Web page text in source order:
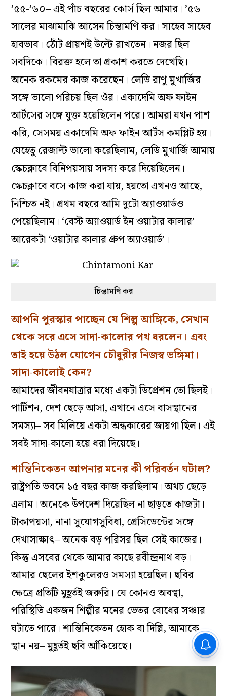
’৫৫-’৬০– এই পাঁচ বছরের কোর্স ছিল আমার। ’৫৬
সালের মাঝামাঝি আসেন চিন্তামণি কর। সাহেব সাহেব
হাবভাব। ঠোঁট প্রায়শই উল্টে রাখতেন। নজর ছিল
সবদিকে। বিরক্ত হলে তা প্রকাশ করতে দেখেছি।
অনেক রকমের কাজ করেছেন। লেডি রাণু মুখার্জির
সঙ্গে ভালো পরিচয় ছিল ওঁর। একাদেমি অফ ফাইন
আর্টসের সঙ্গে যুক্ত হয়েছিলেন পরে। আমরা যখন পাশ
করি, সেসময় একাদেমি অফ ফাইন আর্টস কমপ্লিট হয়।
যেহেতু রেজাল্ট ভালো করেছিলাম, লেডি মুখার্জি আমায়
স্কেচক্লাবে বিনিপয়সায় সদস্য করে দিয়েছিলেন।
স্কেচক্লাবে বসে কাজ করা যায়, হয়তো এখনও আছে,
নিশ্চিত নই। প্রথম বছরে আমি দুটো অ্যাওয়ার্ডও
পেয়েছিলাম। ‘বেস্ট অ্যাওয়ার্ড ইন ওয়াটার কালার’
আরেকটা ‘ওয়াটার কালার গ্রুপ অ্যাওয়ার্ড’।
চিন্তামণি কর
আপনি পুরস্কার পাচ্ছেন যে শিল্প আঙ্গিকে, সেখান
থেকে সরে এসে সাদা-কালোর পথ ধরলেন। এবং
তাই হয়ে উঠল যোগেন চৌধুরীর নিজস্ব ভঙ্গিমা।
সাদা-কালোই কেন?
আমাদের জীবনযাত্রার মধ্যে একটা ডিপ্রেশন তো ছিলই।
পার্টিশন, দেশ ছেড়ে আসা, এখানে এসে বাসস্থানের
সমস্যা– সব মিলিয়ে একটা অন্ধকারের জায়গা ছিল। এই
সবই সাদা-কালো হয়ে ধরা দিয়েছে।
শান্তিনিকেতন আপনার মনের কী পরিবর্তন ঘটাল?
রাষ্ট্রপতি ভবনে ১৫ বছর কাজ করছিলাম। অথচ ছেড়ে
এলাম। অনেকে উপদেশ দিয়েছিল না ছাড়তে কাজটা।
টাকাপয়সা, নানা সুযোগসুবিধা, প্রেসিডেন্টের সঙ্গে
দেখাসাক্ষাৎ– অনেক বড় পরিসর ছিল সেই কাজের।
কিন্তু এসবের থেকে আমার কাছে রবীন্দ্রনাথ বড়।
আমার ছেলের ইশকুলেরও সমস্যা হয়েছিল। ছবির
ক্ষেত্রে প্রতিটি মুহূর্তই জরুরি। যে কোনও অবস্থা,
পরিস্থিতি একজন শিল্পীর মনের ভেতর বোধের সঞ্চার
ঘটাতে পারে। শান্তিনিকেতন হোক বা দিল্লি, আমাকে
স্থান নয়– মুহূর্তই ছবি আঁকিয়েছে।